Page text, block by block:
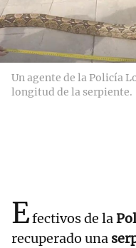
Un agente de la Policía
longitud de la serpiente.
Efectivos de la
recuperado una